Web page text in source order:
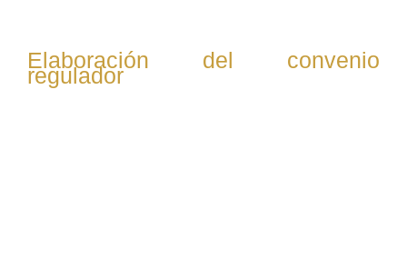
Elaboración del convenio
regulador